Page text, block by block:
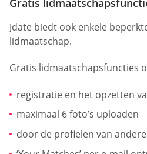
Gratis
Jdate biedt ook enkele
lidmaatschap.
Gratis lidmaatschapsfuncties
registratie en het opzetten
maximaal 6 foto’s uploaden
door de profielen van